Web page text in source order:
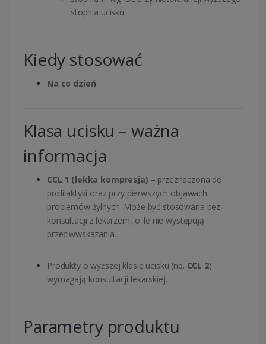
stopnia ucisku.
Kiedy stosować
Na co dzień
Klasa ucisku – ważna
informacja
CCL 1 (lekka kompresja) – przeznaczona do
profilaktyki oraz przy pierwszych objawach
problemów żylnych. Może być stosowana bez
konsultacji z lekarzem, o ile nie występują
przeciwwskazania.
Produkty o wyższej klasie ucisku (np. CCL 2)
wymagają konsultacji lekarskiej.
Parametry produktu